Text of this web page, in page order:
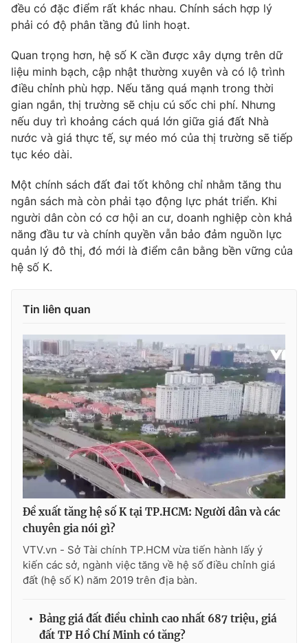
đều có đặc điểm rất khác nhau. Chính sách hợp lý
phải có độ phân tầng đủ linh hoạt.
Quan trọng hơn, hệ số K cần được xây dựng trên dữ
liệu minh bạch, cập nhật thường xuyên và có lộ trình
điều chỉnh phù hợp. Nếu tăng quá mạnh trong thời
gian ngắn, thị trường sẽ chịu cú sốc chi phí. Nhưng
nếu duy trì khoảng cách quá lớn giữa giá đất Nhà
nước và giá thực tế, sự méo mó của thị trường sẽ tiếp
tục kéo dài.
Một chính sách đất đai tốt không chỉ nhằm tăng thu
ngân sách mà còn phải tạo động lực phát triển. Khi
người dân còn có cơ hội an cư, doanh nghiệp còn khả
năng đầu tư và chính quyền vẫn bảo đảm nguồn lực
quản lý đô thị, đó mới là điểm cân bằng bền vững của
hệ số K.
Tin liên quan
Đề xuất tăng hệ số K tại TP.HCM: Người dân và các
chuyên gia nói gì?
VTV.vn - Sở Tài chính TP.HCM vừa tiến hành lấy ý
kiến các sở, ngành việc tăng về hệ số điều chỉnh giá
đất (hệ số K) năm 2019 trên địa bàn.
Bảng giá đất điều chỉnh cao nhất 687 triệu, giá
đất TP Hồ Chí Minh có tăng?